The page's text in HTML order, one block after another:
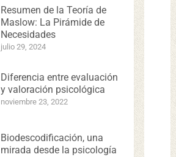
Resumen de la Teoría de
Maslow: La Pirámide de
Necesidades
julio 29, 2024
Diferencia entre evaluación
y valoración psicológica
noviembre 23, 2022
Biodescodificación, una
mirada desde la psicología